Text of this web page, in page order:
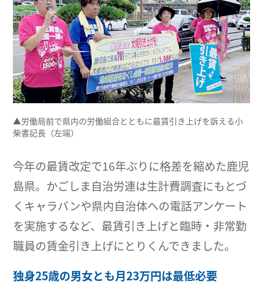
▲労働局前で県内の労働組合とともに最賃引き上げを訴える小
柴書記長（左端）
今年の最賃改定で16年ぶりに格差を縮めた鹿児
島県。かごしま自治労連は生計費調査にもとづ
くキャラバンや県内自治体への電話アンケート
を実施するなど、最賃引き上げと臨時・非常勤
職員の賃金引き上げにとりくんできました。
独身25歳の男女とも月23万円は最低必要